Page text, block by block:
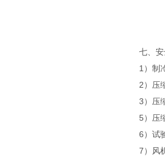
七、
1）制
2）压
3）压
5）压
6）试
7）风